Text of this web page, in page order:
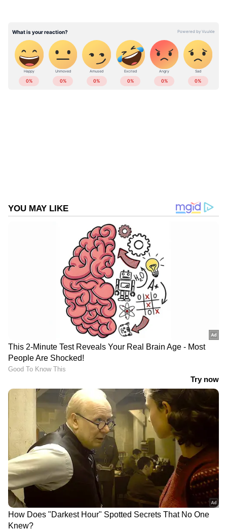
ട്രാൻസ്ഫർ?
ഉയർന്ന പലിശ നിരക്കിനൊപ്പം ഒരാൾക്ക്
അവരുടെ ക്രെഡിറ്റ് കാർഡിൽ ഗണ്യമായ
ഉയർന്ന കടബാധ്യതയുണ്ടെങ്കിൽ, ബാലൻസ്
ABOUT THE AUTHOR
DOWNLOAD APP